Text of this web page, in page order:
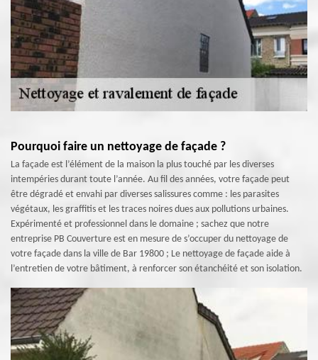
Pourquoi faire un nettoyage de façade ?
La façade est l’élément de la maison la plus touché par les diverses
intempéries durant toute l’année. Au fil des années, votre façade peut
être dégradé et envahi par diverses salissures comme : les parasites
végétaux, les graffitis et les traces noires dues aux pollutions urbaines.
Expérimenté et professionnel dans le domaine ; sachez que notre
entreprise PB Couverture est en mesure de s’occuper du nettoyage de
votre façade dans la ville de Bar 19800 ; Le nettoyage de façade aide à
l’entretien de votre bâtiment, à renforcer son étanchéité et son isolation.